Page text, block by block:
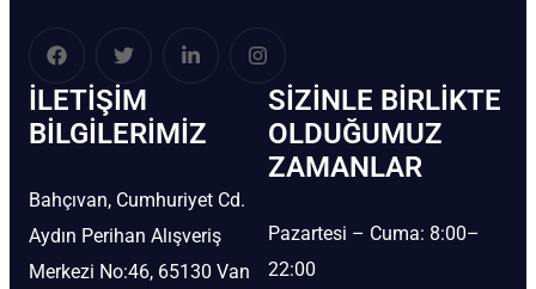
İLETIŞIM
BİLGILERIMIZ
Bahçıvan, Cumhuriyet Cd.
Aydın Perihan Alışveriş
Merkezi No:46, 65130 Van
SIZINLE BIRLIKTE
OLDUĞUMUZ
ZAMANLAR
Pazartesi – Cuma: 8:00–
22:00